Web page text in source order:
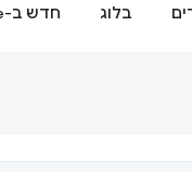
בלוג חדש ב-Chrome